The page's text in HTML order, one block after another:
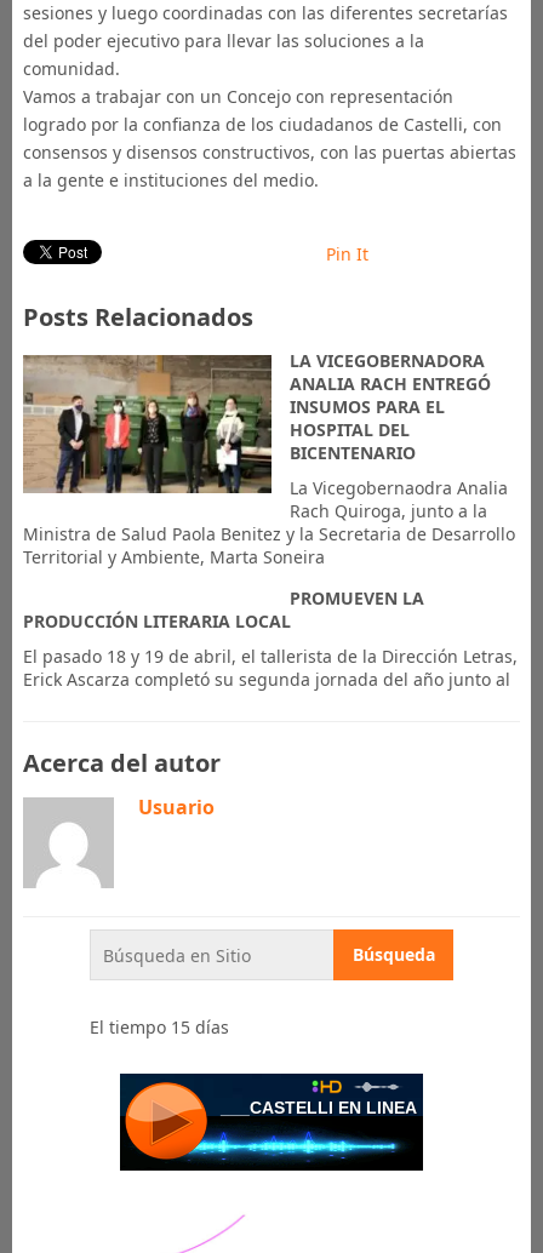
sesiones y luego coordinadas con las diferentes secretarías
del poder ejecutivo para llevar las soluciones a la
comunidad.
Vamos a trabajar con un Concejo con representación
logrado por la confianza de los ciudadanos de Castelli, con
consensos y disensos constructivos, con las puertas abiertas
a la gente e instituciones del medio.
Pin It
Posts Relacionados
LA VICEGOBERNADORA
ANALIA RACH ENTREGÓ
INSUMOS PARA EL
HOSPITAL DEL
BICENTENARIO
La Vicegobernaodra Analia
Rach Quiroga, junto a la
Ministra de Salud Paola Benitez y la Secretaria de Desarrollo
Territorial y Ambiente, Marta Soneira
PROMUEVEN LA
PRODUCCIÓN LITERARIA LOCAL
El pasado 18 y 19 de abril, el tallerista de la Dirección Letras,
Erick Ascarza completó su segunda jornada del año junto al
Acerca del autor
Usuario
El tiempo 15 días